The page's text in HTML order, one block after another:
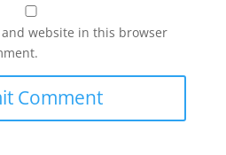
website in this browser